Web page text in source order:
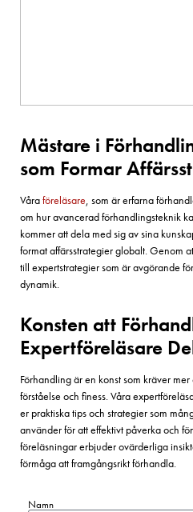
Mästare i
som Formar
Våraföreläsare, som är erfarna
om hur avancerad förhandlingsteknik
kommer att dela med sig av sina
format affärsstrategier globalt. Genom
till expertstrategier som är avgörande
dynamik.
Konsten att
Expertföreläsare
Förhandling är en konst som kräver
förståelse och finess. Våra
er praktiska tips och strategier som
använder för att effektivt påverka och
föreläsningar erbjuder ovärderliga
förmåga att framgångsrikt förhandla.
Namn